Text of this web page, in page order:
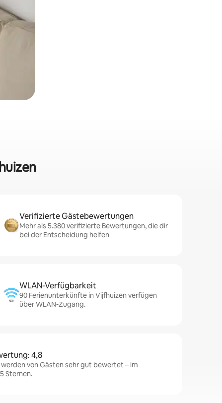
Verifizierte Gästebewertungen
Mehr als 5.380 verifizierte Bewertungen, die dir
bei der Entscheidung helfen
WLAN-Verfügbarkeit
90 Ferienunterkünfte in Vijfhuizen verfügen
über WLAN-Zugang.
4,8
von Gästen sehr gut bewertet – im
Sternen.